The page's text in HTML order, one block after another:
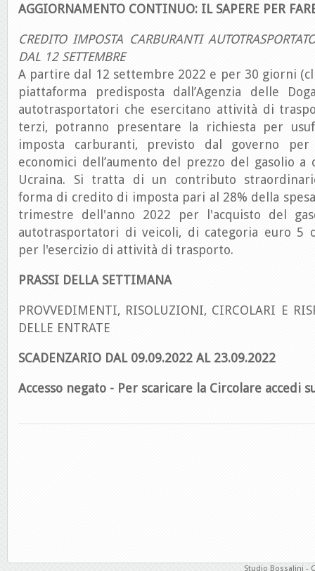
AGGIORNAMENTO CONTINUO: IL SAPERE PER
CREDITO IMPOSTA CARBURANTI
DAL 12 SETTEMBRE
A partire dal 12 settembre 2022 e per 30 giorni
piattaforma predisposta dall’Agenzia delle
autotrasportatori che esercitano attività di
terzi, potranno presentare la richiesta per
imposta carburanti, previsto dal governo
economici dell’aumento del prezzo del gasolio a
Ucraina. Si tratta di un contributo
forma di credito di imposta pari al 28% della
trimestre dell'anno 2022 per l'acquisto del
autotrasportatori di veicoli, di categoria euro 5
per l'esercizio di attività di trasporto.
PRASSI DELLA SETTIMANA
PROVVEDIMENTI, RISOLUZIONI, CIRCOLARI E
DELLE ENTRATE
SCADENZARIO DAL 09.09.2022 AL 23.09.2022
Accesso negato - Per scaricare la Circolare accedi
Studio Bossalini -